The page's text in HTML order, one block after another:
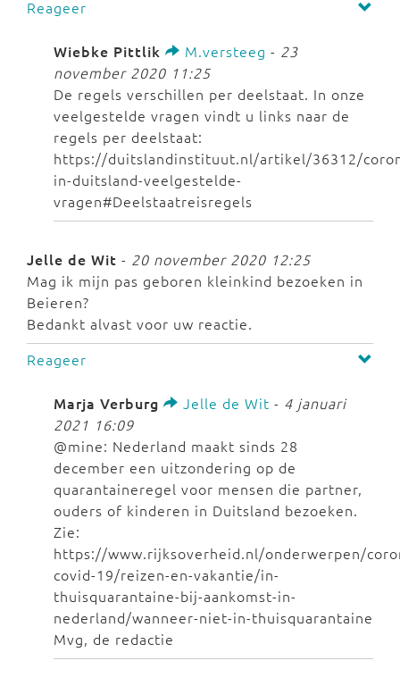
Reageer
Wiebke Pittlik M.versteeg - 23
november 2020 11:25
De regels verschillen per deelstaat. In onze
veelgestelde vragen vindt u links naar de
regels per deelstaat:
https://duitslandinstituut.nl/artikel/36312/
in-duitsland-veelgestelde-
vragen#Deelstaatreisregels
Jelle de Wit - 20 november 2020 12:25
Mag ik mijn pas geboren kleinkind bezoeken in
Beieren?
Bedankt alvast voor uw reactie.
Reageer
Marja Verburg Jelle de Wit - 4 januari
2021 16:09
@mine: Nederland maakt sinds 28
december een uitzondering op de
quarantaineregel voor mensen die partner,
ouders of kinderen in Duitsland bezoeken.
Zie:
https://www.rijksoverheid.nl/onderwerpen/
covid-19/reizen-en-vakantie/in-
thuisquarantaine-bij-aankomst-in-
nederland/wanneer-niet-in-thuisquarantaine
Mvg, de redactie